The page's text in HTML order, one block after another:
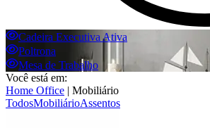
Cadeira Executiva Ativa
Poltrona
Mesa de Trabalho
Você está em:
Home Office | Mobiliário
TodosMobiliárioAssentos